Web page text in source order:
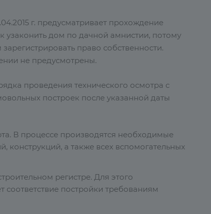
г. предусматривает прохождение
узаконить дом по дачной амнистии, потому
право собственности.
не предусмотрены.
проведения технического осмотра с
построек после указанной даты
В процессе производятся необходимые
конструкций, а также всех вспомогательных
регистре. Для этого
постройки требованиям